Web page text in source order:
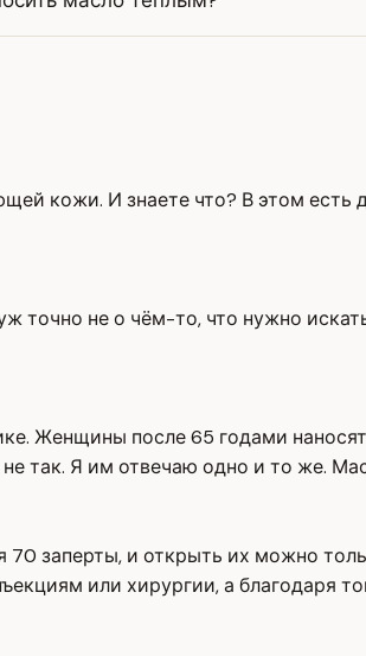
кожи. И знаете что? В этом есть
точно не о чём-то, что нужно
Женщины после 65 годами
так. Я им отвечаю одно и то же.
заперты, и открыть их можно
или хирургии, а благодаря